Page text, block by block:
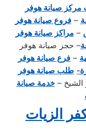
مركز صيانة هوفر
–فروع صيانة هوفر
– مراكز صيانة هوفر
– حجز صيانة هوفر
– فرع صيانة هوفر
طلب صيانة هوفر
الشيخ –خدمة صيانة
الزيات